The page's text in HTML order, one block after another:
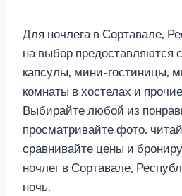
Для ночлега в Сортавале,
на выбор предоставляются
капсулы, мини-гостиницы,
комнаты в хостелах и
Выбирайте любой из
просматривайте фото,
сравнивайте цены и
ночлег в Сортавале,
ночь.